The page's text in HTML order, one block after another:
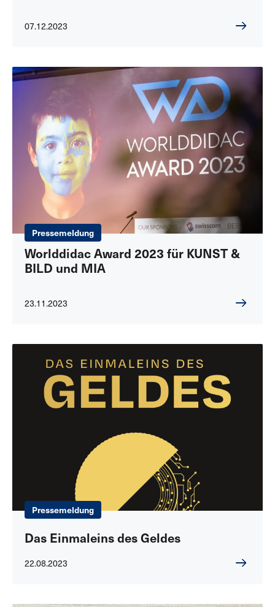
07.12.2023
Pressemeldung
Worlddidac Award 2023 für KUNST &
BILD und MIA
23.11.2023
Pressemeldung
Das Einmaleins des Geldes
22.08.2023